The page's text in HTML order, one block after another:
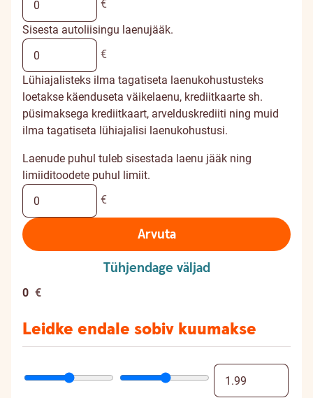
€
Sisesta autoliisingu laenujääk.
€
Lühiajalisteks ilma tagatiseta laenukohustusteks
loetakse käenduseta väikelaenu, krediitkaarte sh.
püsimaksega krediitkaart, arvelduskrediiti ning muid
ilma tagatiseta lühiajalisi laenukohustusi.
Laenude puhul tuleb sisestada laenu jääk ning
limiiditoodete puhul limiit.
€
Arvuta
Tühjendage väljad
0 €
Leidke endale sobiv kuumakse